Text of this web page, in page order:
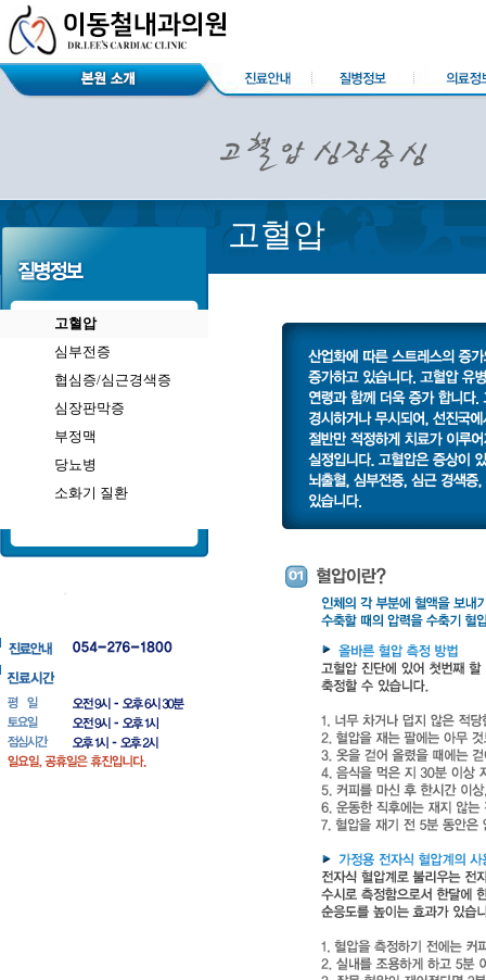
고혈압
심부전증
협심증/심근경색증
심장판막증
부정맥
당뇨병
소화기 질환
고혈압